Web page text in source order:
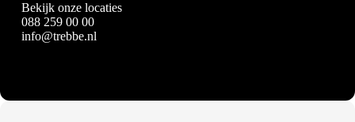
Bekijk onze locaties
088 259 00 00
info@trebbe.nl